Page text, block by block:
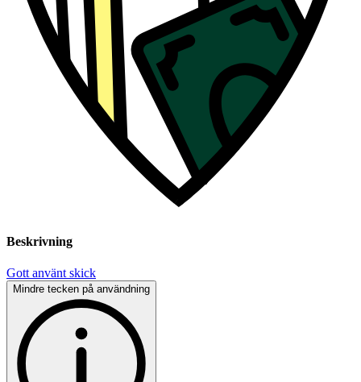
Beskrivning
Gott använt skick
Mindre tecken på användning